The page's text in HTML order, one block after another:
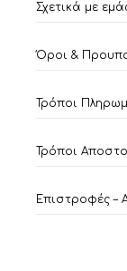
Σχετικά με
Όροι &
Τρόποι
Τρόποι
Επιστροφές –